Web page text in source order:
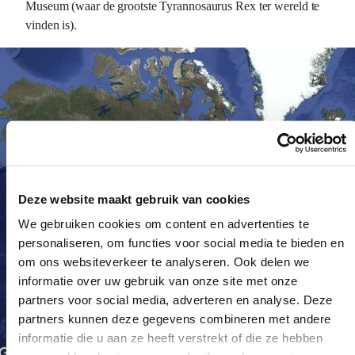
Deze website maakt gebruik van cookies
We gebruiken cookies om content en advertenties te
personaliseren, om functies voor social media te bieden en
om ons websiteverkeer te analyseren. Ook delen we
informatie over uw gebruik van onze site met onze
partners voor social media, adverteren en analyse. Deze
partners kunnen deze gegevens combineren met andere
informatie die u aan ze heeft verstrekt of die ze hebben
Museum (waar de grootste Tyrannosaurus Rex ter wereld te
vinden is).